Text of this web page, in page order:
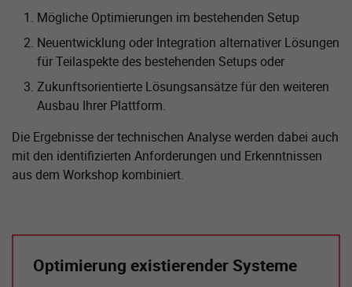
Mögliche Optimierungen im bestehenden Setup
Neuentwicklung oder Integration alternativer Lösungen
für Teilaspekte des bestehenden Setups oder
Zukunftsorientierte Lösungsansätze für den weiteren
Ausbau Ihrer Plattform.
Die Ergebnisse der technischen Analyse werden dabei auch
mit den identifizierten Anforderungen und Erkenntnissen
aus dem Workshop kombiniert.
Optimierung existierender Systeme